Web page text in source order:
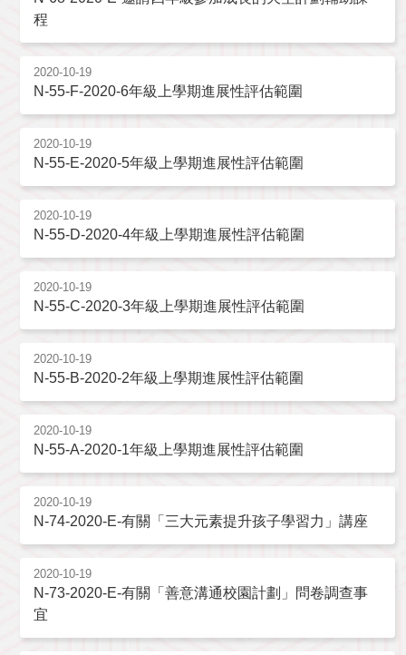
程
2020-10-19
N-55-F-2020-6年級上學期進展性評估範圍
2020-10-19
N-55-E-2020-5年級上學期進展性評估範圍
2020-10-19
N-55-D-2020-4年級上學期進展性評估範圍
2020-10-19
N-55-C-2020-3年級上學期進展性評估範圍
2020-10-19
N-55-B-2020-2年級上學期進展性評估範圍
2020-10-19
N-55-A-2020-1年級上學期進展性評估範圍
2020-10-19
N-74-2020-E-有關「三大元素提升孩子學習力」講座
2020-10-19
N-73-2020-E-有關「善意溝通校園計劃」問卷調查事
宜